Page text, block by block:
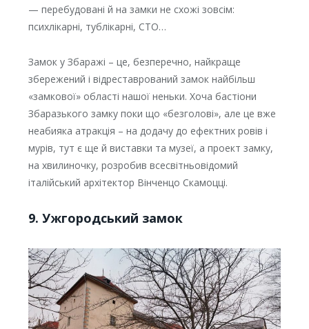
— перебудовані й на замки не схожі зовсім:
психлікарні, тублікарні, СТО…
Замок у Збаражі – це, безперечно, найкраще
збережений і відреставрований замок найбільш
«замкової» області нашої неньки. Хоча бастіони
Збаразького замку поки що «безголові», але це вже
неабияка атракція – на додачу до ефектних ровів і
мурів, тут є ще й виставки та музеї, а проект замку,
на хвилиночку, розробив всесвітньовідомий
італійський архітектор Вінченцо Скамоцці.
9. Ужгородський замок